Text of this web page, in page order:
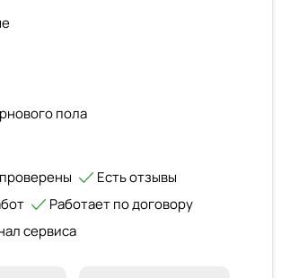
пола
Есть отзывы
Работает по договору
сервиса